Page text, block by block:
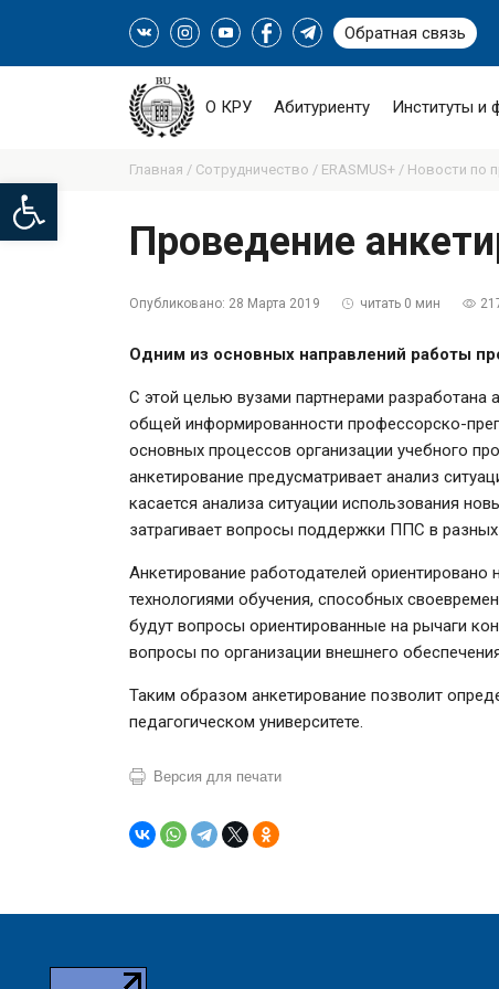
Open toolbar
Обратная связь
О КРУ Абитуриенту Институты и
Главная / Сотрудничество / ERASMUS+ / Новости по
Проведение
Опубликовано: 28 Марта 2019 читать 0 мин
Одним из основных направлений работы
С этой целью вузами партнерами разработана
общей информированности профессорско-
основных процессов организации учебного
анкетирование предусматривает анализ
касается анализа ситуации использования
затрагивает вопросы поддержки ППС в разных
Анкетирование работодателей
технологиями обучения, способных
будут вопросы ориентированные на рычаги
вопросы по организации внешнего
Таким образом анкетирование позволит
педагогическом университете.
Версия для печати